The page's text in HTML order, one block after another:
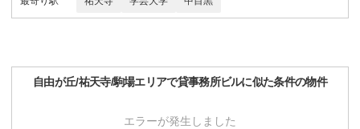
自由が丘/祐天寺/駒場エリアで貸事務所ビルに似た条件の物件
エラーが発生しました